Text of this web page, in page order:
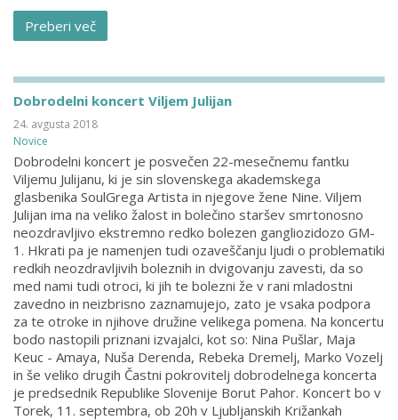
Preberi več
Dobrodelni koncert Viljem Julijan
24. avgusta 2018
Novice
Dobrodelni koncert je posvečen 22-mesečnemu fantku
Viljemu Julijanu, ki je sin slovenskega akademskega
glasbenika SoulGrega Artista in njegove žene Nine. Viljem
Julijan ima na veliko žalost in bolečino staršev smrtonosno
neozdravljivo ekstremno redko bolezen gangliozidozo GM-
1. Hkrati pa je namenjen tudi ozaveščanju ljudi o problematiki
redkih neozdravljivih boleznih in dvigovanju zavesti, da so
med nami tudi otroci, ki jih te bolezni že v rani mladostni
zavedno in neizbrisno zaznamujejo, zato je vsaka podpora
za te otroke in njihove družine velikega pomena. Na koncertu
bodo nastopili priznani izvajalci, kot so: Nina Pušlar, Maja
Keuc - Amaya, Nuša Derenda, Rebeka Dremelj, Marko Vozelj
in še veliko drugih Častni pokrovitelj dobrodelnega koncerta
je predsednik Republike Slovenije Borut Pahor. Koncert bo v
Torek, 11. septembra, ob 20h v Ljubljanskih Križankah